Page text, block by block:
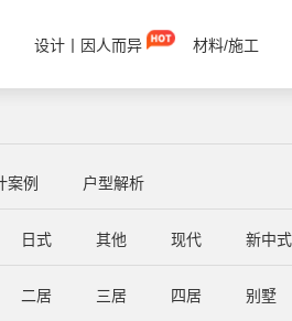
设计丨因人而异 材料/施工
案例 户型解析
日式 其他 现代 新中式
二居 三居 四居 别墅